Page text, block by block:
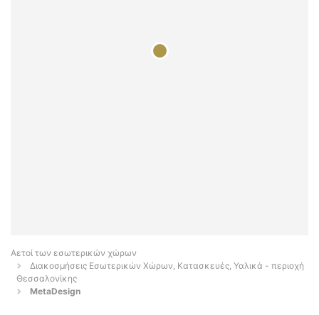
Αετοί των εσωτερικών χώρων
Διακοσμήσεις Εσωτερικών Χώρων, Κατασκευές, Υαλικά - περιοχή
Θεσσαλονίκης
MetaDesign